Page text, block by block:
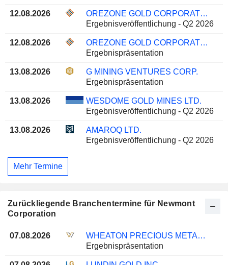
12.08.2026
OREZONE GOLD CORPORATION
Ergebnisveröffentlichung - Q2 2026
12.08.2026
OREZONE GOLD CORPORATION
Ergebnispräsentation
13.08.2026
G MINING VENTURES CORP.
Ergebnispräsentation
13.08.2026
WESDOME GOLD MINES LTD.
Ergebnisveröffentlichung - Q2 2026
13.08.2026
AMAROQ LTD.
Ergebnisveröffentlichung - Q2 2026
Mehr Termine
Zurückliegende Branchentermine für Newmont
Corporation
07.08.2026
WHEATON PRECIOUS METALS CORP.
Ergebnispräsentation